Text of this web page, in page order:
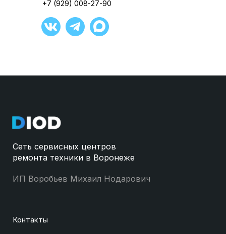
+7 (929) 008-27-90
Сеть сервисных центров
ремонта техники в Воронеже
ИП Воробьев Михаил Нодарович
Контакты